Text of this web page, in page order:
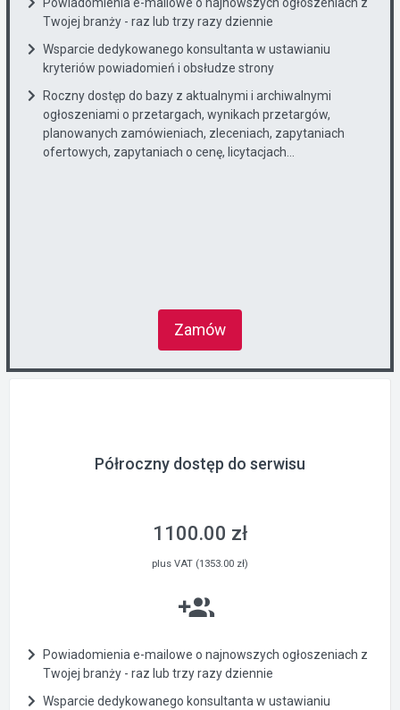
Twojej branży - raz lub trzy razy dziennie
Wsparcie dedykowanego konsultanta w ustawianiu
kryteriów powiadomień i obsłudze strony
Roczny dostęp do bazy z aktualnymi i archiwalnymi
ogłoszeniami o przetargach, wynikach przetargów,
planowanych zamówieniach, zleceniach, zapytaniach
ofertowych, zapytaniach o cenę, licytacjach...
Zamów
Półroczny dostęp do serwisu
1100.00 zł
plus VAT (1353.00 zł)
Powiadomienia e-mailowe o najnowszych ogłoszeniach z
Twojej branży - raz lub trzy razy dziennie
Wsparcie dedykowanego konsultanta w ustawianiu